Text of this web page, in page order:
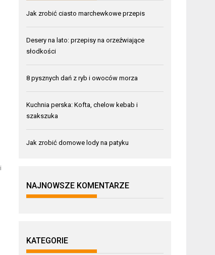
i
Jak zrobić ciasto marchewkowe przepis
Desery na lato: przepisy na orzeźwiające
słodkości
8 pysznych dań z ryb i owoców morza
Kuchnia perska: Kofta, chelow kebab i
szakszuka
Jak zrobić domowe lody na patyku
NAJNOWSZE KOMENTARZE
KATEGORIE